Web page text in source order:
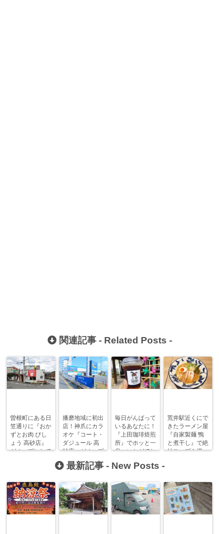
関連記事 - Related Posts -
曽根町にある日
笠通りに『おか
ずとお肉 びし
ょう 高砂店』
がオープンして
播磨地域に初出
店！神爪にカラ
オケ『コート・
ダジュール 高
砂店』がオープ
ンします！
毎日がんばって
いるあなたに！
『上田珈琲焙煎
所』でホッと一
息…いかがでし
荒井駅近くにで
きたラーメン屋
『自家製麺 鴨
と煮干し』で絶
妙スープを堪
最新記事 - New Posts -